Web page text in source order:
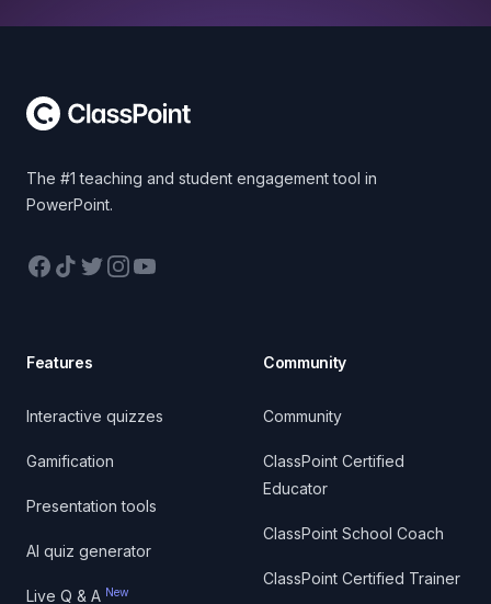
The #1 teaching and student engagement tool in
PowerPoint.
Facebook
TikTokTwitterInstagram
YouTube
Features
Interactive quizzes
Gamification
Presentation tools
AI quiz generator
Live Q & A New
Community
Community
ClassPoint Certified
Educator
ClassPoint School Coach
ClassPoint Certified Trainer